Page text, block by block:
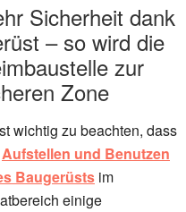
Sicherheit dank
– so wird die
zur
Zone
wichtig zu beachten, dass
Aufstellen und Benutzen
Baugerüsts im
einige